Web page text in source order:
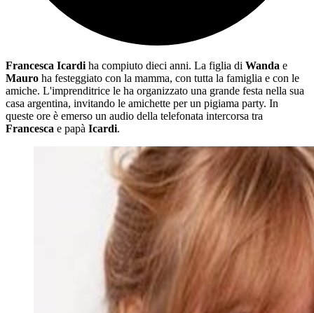
Francesca Icardi ha compiuto dieci anni. La figlia di Wanda e
Mauro ha festeggiato con la mamma, con tutta la famiglia e con le
amiche. L'imprenditrice le ha organizzato una grande festa nella sua
casa argentina, invitando le amichette per un pigiama party. In
queste ore è emerso un audio della telefonata intercorsa tra
Francesca e papà Icardi.